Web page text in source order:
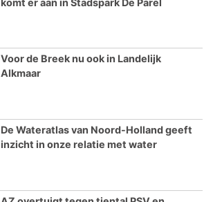
Voor de Breek nu ook in Landelijk
Alkmaar
De Wateratlas van Noord-Holland geeft
inzicht in onze relatie met water